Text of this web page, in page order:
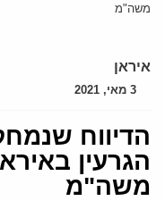
משה"מ
איראן
3 מאי, 2021
הדיווח
הגרעין
משה"מ